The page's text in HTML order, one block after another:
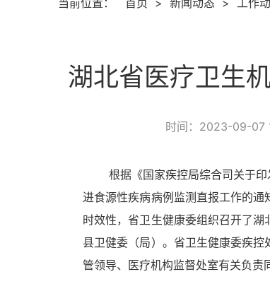
当前位置： 首页 > 新闻动态 > 工作
湖北省医疗卫生
时间：2023-09-07
根据《国家疾控局综合司关于
进食源性疾病病例监测直报工作的
时效性，省卫生健康委组织召开了
县卫健委（局）。省卫生健康委疾
管领导、医疗机构监督处室有关负责